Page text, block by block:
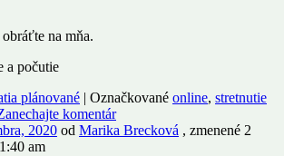
na mňa.
a počutie
plánované | Označkované online, stretnutie
komentár
2020 od Marika Brecková , zmenené 2
am